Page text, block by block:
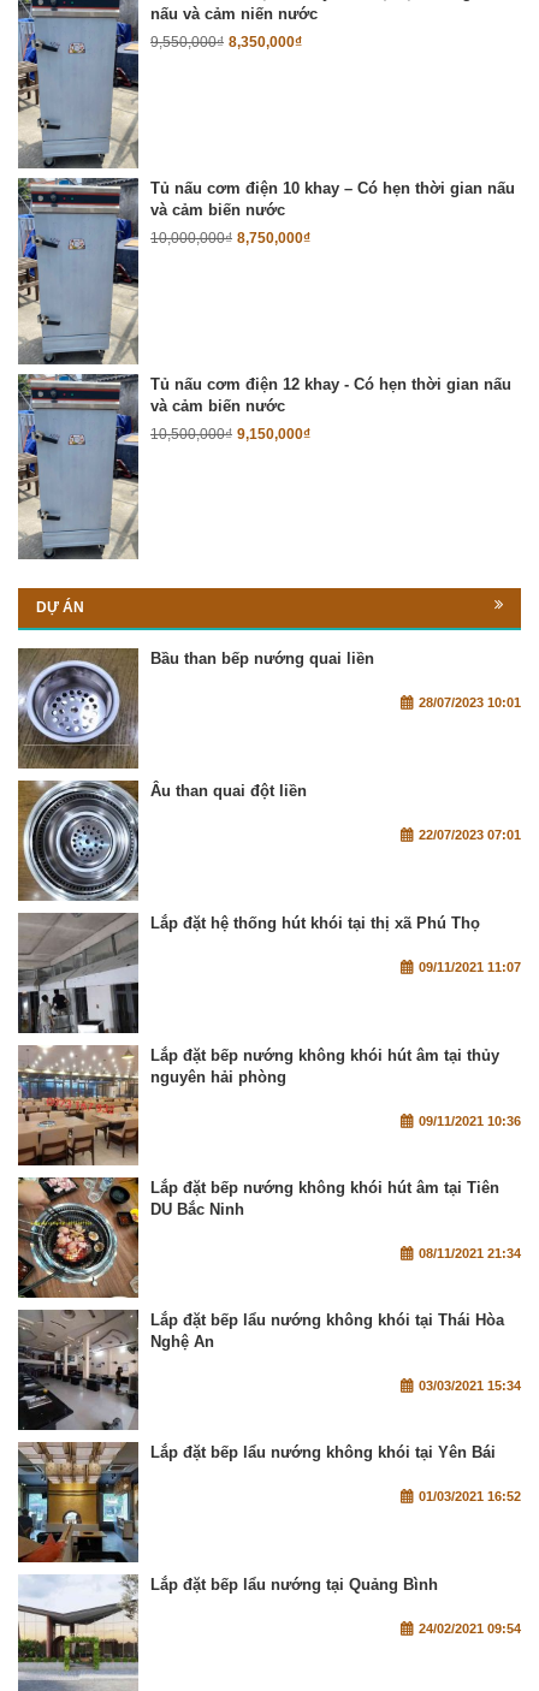
nấu và cảm niến nước
9,550,000₫ 8,350,000₫
Tủ nấu cơm điện 10 khay – Có hẹn thời gian nấu
và cảm biến nước
10,000,000₫ 8,750,000₫
Tủ nấu cơm điện 12 khay - Có hẹn thời gian nấu
và cảm biến nước
10,500,000₫ 9,150,000₫
DỰ ÁN
Bầu than bếp nướng quai liền
28/07/2023 10:01
Âu than quai đột liền
22/07/2023 07:01
Lắp đặt hệ thống hút khói tại thị xã Phú Thọ
09/11/2021 11:07
Lắp đặt bếp nướng không khói hút âm tại thủy
nguyên hải phòng
09/11/2021 10:36
Lắp đặt bếp nướng không khói hút âm tại Tiên
DU Bắc Ninh
08/11/2021 21:34
Lắp đặt bếp lẩu nướng không khói tại Thái Hòa
Nghệ An
03/03/2021 15:34
Lắp đặt bếp lẩu nướng không khói tại Yên Bái
01/03/2021 16:52
Lắp đặt bếp lẩu nướng tại Quảng Bình
24/02/2021 09:54